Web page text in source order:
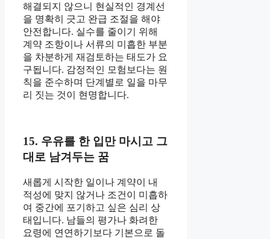
해결되지 않으니 현실적인 경계선
을 명확히 긋고 완급 조절을 해야
안전합니다. 실수를 줄이기 위해
계약 조항이나 서류의 미흡한 부분
을 차분하게 재검토하는 태도가 요
구됩니다. 감정적인 모험보다는 원
칙을 준수하며 단계별로 일을 마무
리 짓는 것이 현명합니다.
15. 우유를 한 입만 마시고 그
대로 남겨두는 꿈
새롭게 시작한 일이나 계약이 내
적성에 맞지 않거나 조건이 미흡하
여 중간에 포기하고 싶은 심리 상
태입니다. 남들의 평가나 화려한
요령에 연연하기보다 기본으로 돌